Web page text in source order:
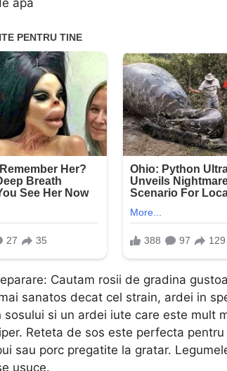
apa
Cautam rosii de gradina
sanatos decat cel strain, ardei in
si un ardei iute care este mult
Reteta de sos este perfecta
sau porc pregatite la gratar.
usuce.